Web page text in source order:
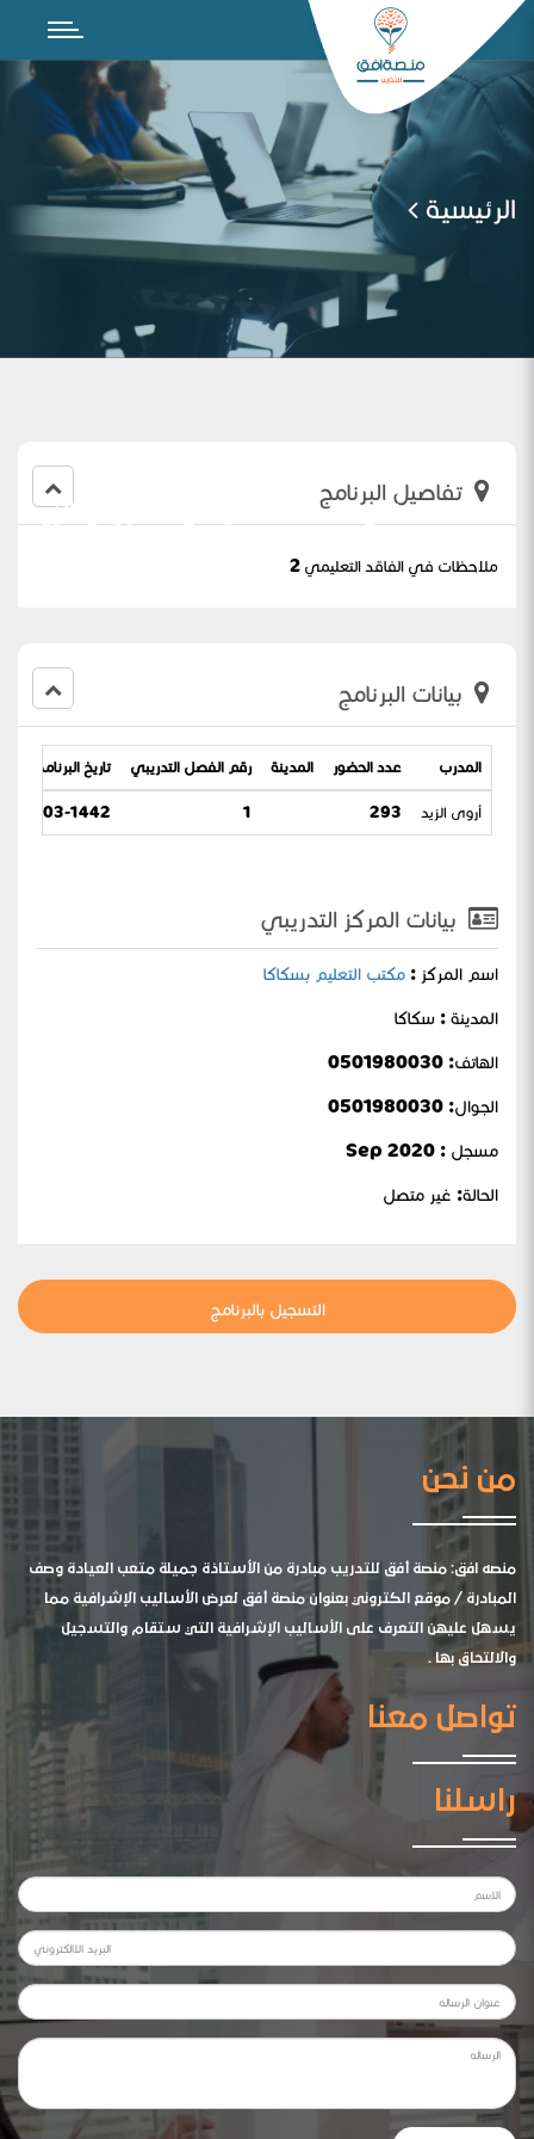
الرئيسية
ملاحظات في الفاقد التعليمي 2-أروى الزيد
تفاصيل البرنامج
ملاحظات في الفاقد التعليمي 2
بيانات البرنامج
المدرب عدد الحضور المدينة رقم الفصل التدريبي تاريخ البرنامج
أروى الزيد 293
1
17-03-1442 /
بيانات المركز التدريبي
اسم المركز : مكتب التعليم بسكاكا
المدينة : سكاكا
الهاتف: 0501980030
الجوال:
مسجل : Sep 2020
الحالة: غير متصل
التسجيل بالبرنامج
من نحن
منصه افق: منصة أفق للتدريب مبادرة من الأستاذة جميلة متعب العيادة وصف
المبادرة / موقع الكتروني بعنوان منصة أفق لعرض الأساليب الإشرافية مما
يسهل عليهن التعرف على الأساليب الإشرافية التي ستقام والتسجيل
والالتحاق بها .
تواصل معنا
راسلنا